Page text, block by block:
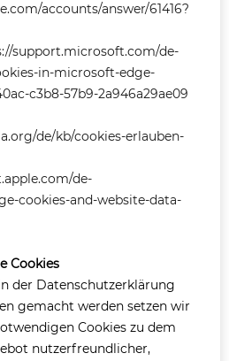
accounts/answer/61416?
support.microsoft.com/de-
in-microsoft-edge-
c3b8-57b9-2a946a29ae09
de/kb/cookies-erlauben-
de-
cookies-and-website-data-
Cookies
der Datenschutzerklärung
gemacht werden setzen wir
Cookies zu dem
nutzerfreundlicher,